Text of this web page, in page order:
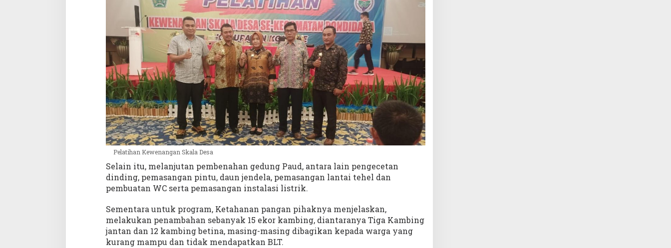
Pelatihan Kewenangan Skala Desa
Selain itu, melanjutan pembenahan gedung Paud, antara lain pengecetan
dinding, pemasangan pintu, daun jendela, pemasangan lantai tehel dan
pembuatan WC serta pemasangan instalasi listrik.
Sementara untuk program, Ketahanan pangan pihaknya menjelaskan,
melakukan penambahan sebanyak 15 ekor kambing, diantaranya Tiga Kambing
jantan dan 12 kambing betina, masing-masing dibagikan kepada warga yang
kurang mampu dan tidak mendapatkan BLT.